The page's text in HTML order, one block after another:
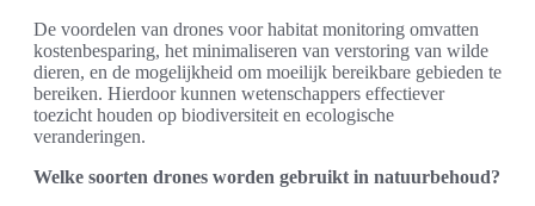
De voordelen van drones voor habitat monitoring omvatten
kostenbesparing, het minimaliseren van verstoring van wilde
dieren, en de mogelijkheid om moeilijk bereikbare gebieden te
bereiken. Hierdoor kunnen wetenschappers effectiever
toezicht houden op biodiversiteit en ecologische
veranderingen.
Welke soorten drones worden gebruikt in natuurbehoud?